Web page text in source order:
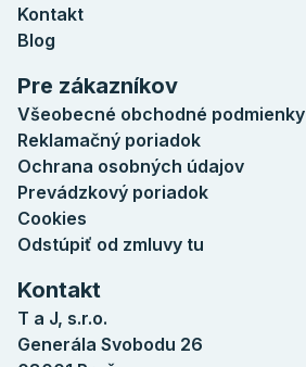
Kontakt
Blog
Pre zákazníkov
Všeobecné obchodné podmienky
Reklamačný poriadok
Ochrana osobných údajov
Prevádzkový poriadok
Cookies
Odstúpiť od zmluvy tu
Kontakt
T a J, s.r.o.
Generála Svobodu 26